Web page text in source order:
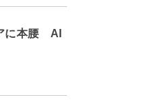
に本腰 AI